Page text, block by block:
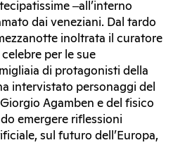
‒all’interno
dai veneziani. Dal tardo
inoltrata il curatore
per le sue
di protagonisti della
intervistato personaggi del
Agamben e del fisico
emergere riflessioni
sul futuro dell’Europa,